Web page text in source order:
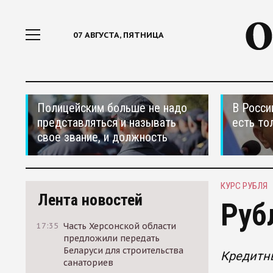
07 АВГУСТА, ПЯТНИЦА
Полицейским больше не надо
представляться и называть
свое звание, и должность
В
есть
Лента новостей
17:35 Часть Херсонской области
предложили передать
Беларуси для строительства
санаториев
КУРС РУБЛЯ